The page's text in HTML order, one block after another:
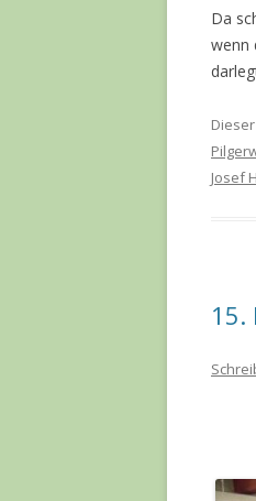
Da
wenn
Josef
15.